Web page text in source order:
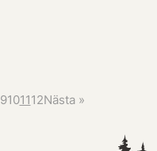
9101112Nästa »